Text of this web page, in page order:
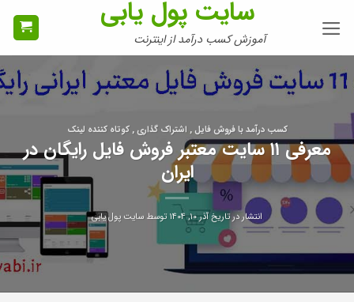
سایت پول یابی
آموزش کسب درآمد از اینترنت
کسب درآمد با فروش فایل , اشتراک گذاری , کوتاه کننده لینک
معرفی ۱۱ سایت معتبر فروش فایل رایگان در
ایران
انتشار در تاریخآذر ۱۰, ۱۴۰۴ توسط سایت پول یابی